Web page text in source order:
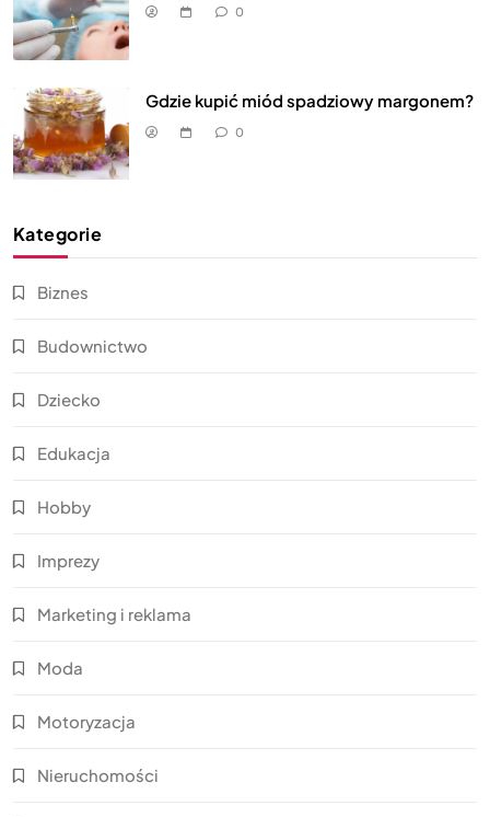
0
Gdzie kupić miód spadziowy margonem?
0
Kategorie
Biznes
Budownictwo
Dziecko
Edukacja
Hobby
Imprezy
Marketing i reklama
Moda
Motoryzacja
Nieruchomości